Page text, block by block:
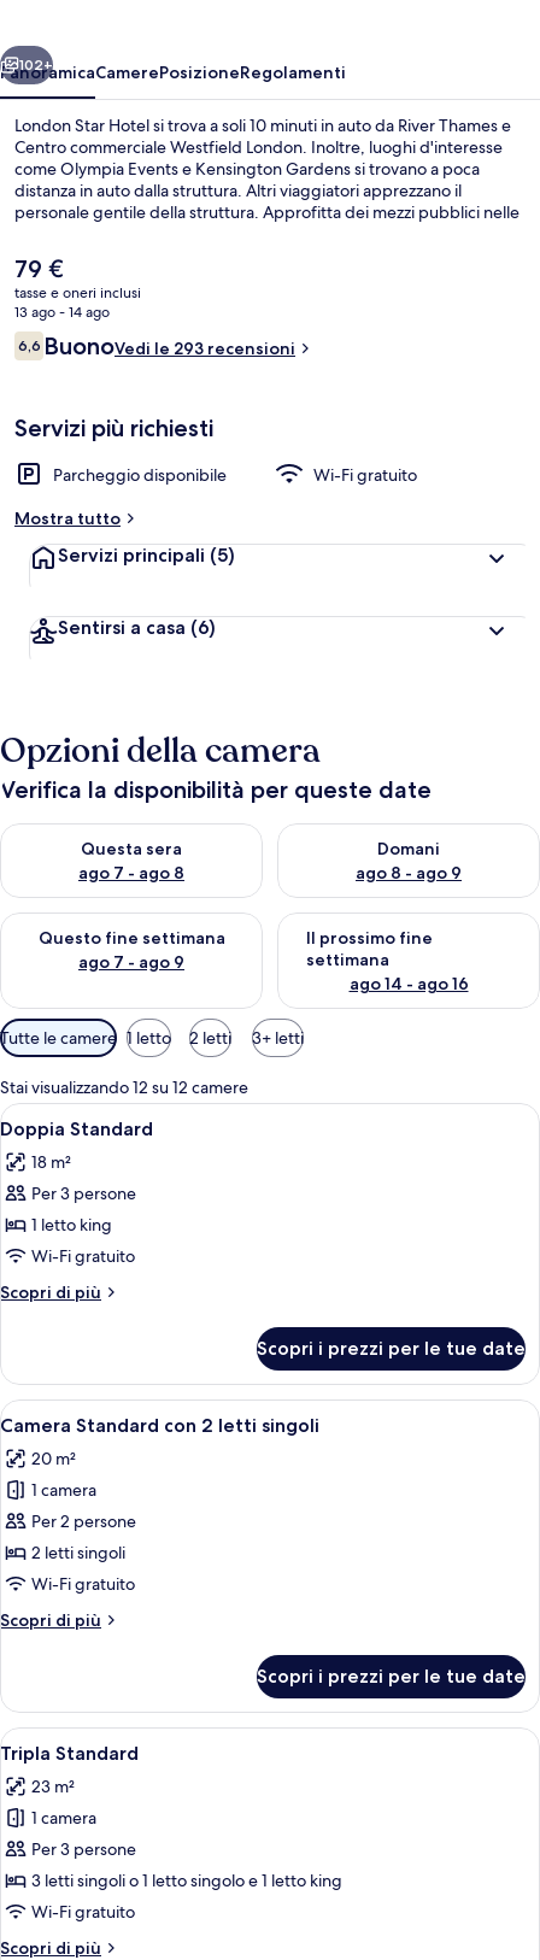
Avanti
102+
PanoramicaCamerePosizioneRegolamenti
London Star Hotel si trova a soli 10 minuti in auto da River Thames e
Centro commerciale Westfield London. Inoltre, luoghi d'interesse
come Olympia Events e Kensington Gardens si trovano a poca
distanza in auto dalla struttura. Altri viaggiatori apprezzano il
personale gentile della struttura. Approfitta dei mezzi pubblici nelle
della metro di Ealing Common a 15 min a piedi.
Il
prezzo
attuale
è
79 €
79 €
tasse e oneri inclusi
13 ago - 14 ago
Recensioni
6,66,6 su 10
BuonoVedi le 293 recensioni
Servizi più richiesti
Parcheggio disponibile
Wi-Fi gratuito
Mostra tutto
Servizi principali (5)
Sentirsi a casa (6)
Opzioni della camera
Verifica la disponibilità per queste date
Questa sera
ago 7 - ago 8
Verifica la disponibilità per questa sera, ago 7 - ago 8
Domani
ago 8 - ago 9
Verifica la disponibilità per
Questo fine settimana
ago 7 - ago 9
Verifica la disponibilità per questo fine settimana, ago 7 - ago
Il prossimo fine
settimana
ago 14 - ago 16
Verifica la disponibilità per il
Filtri
disponibili
per
le
camere
Tutte le camere 1 letto 2 letti 3+ letti
Stai visualizzando 12 su 12 camere
Apri
tutte
le
foto
per
Doppia
Standard
Una camera d'albergo con un letto
9
Doppia Standard
18 m²
Per 3 persone
1 letto king
Wi-Fi gratuito
Scopri di più
Altri
Standard
Scopri i prezzi per le tue date
Apri
tutte
le
foto
per
Camera
Standard
2
Una camera d'albergo con due letti
10
Camera Standard con 2 letti singoli
20 m²
1 camera
Per 2 persone
2 letti singoli
Wi-Fi gratuito
Scopri di più
Altri
Standard
con
2
letti
singoli
Scopri i prezzi per le tue date
Apri
tutte
le
foto
per
Tripla
Standard
Una camera d'albergo con due letti
12
Tripla Standard
23 m²
1 camera
Per 3 persone
3 letti singoli o 1 letto singolo e 1 letto king
Wi-Fi gratuito
Scopri di più
Altri